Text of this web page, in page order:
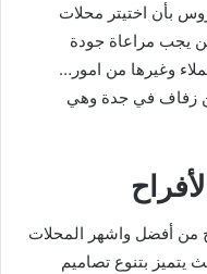
بأن اختيتر محلات
يجب مراعاة جودة
وغيرها من امور…
زفاف في جدة وهي
من أفضل واشهر المحلات
بتنوع تصاميم